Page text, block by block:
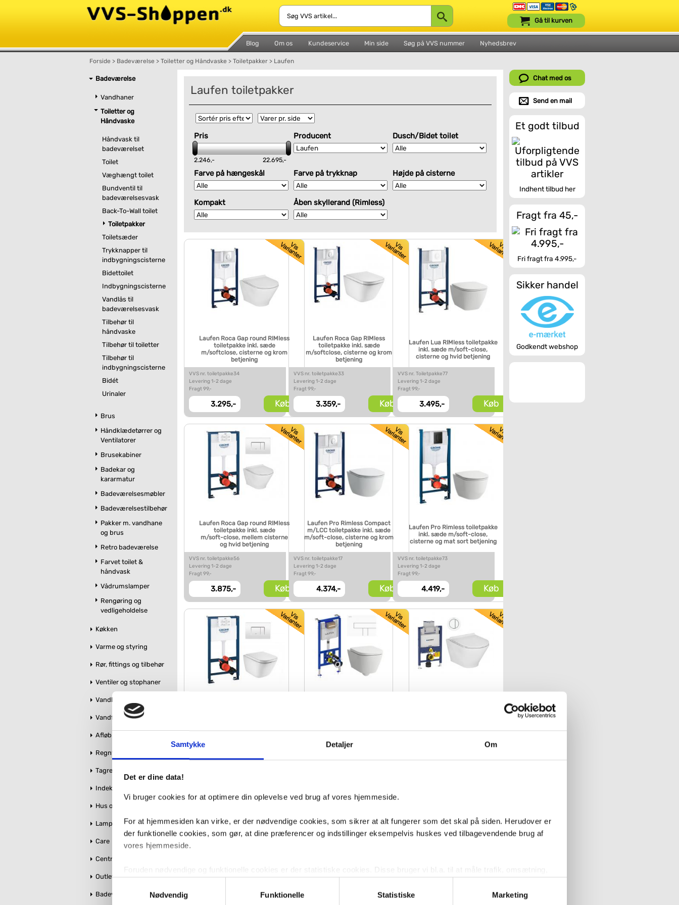
Samtykke Detaljer Om
Det er dine data!
Vi bruger cookies for at optimere din oplevelse ved brug af vores hjemmeside.
For at hjemmesiden kan virke, er der nødvendige cookies, som sikrer at alt fungerer som det skal på siden. Herudover er
der funktionelle cookies, som gør, at dine præferencer og indstillinger eksempelvis huskes ved tilbagevendende brug af
vores hjemmeside.
med henblik på annonceindhold, som giver mening for den enkelte af vores kunder.
Nødvendig
Funktionelle Statistiske Marketing
Blog Om os Kundeservice Min side Søg på VVS nummer Nyhedsbrev
Gå til kurven
Forside > Badeværelse > Toiletter og Håndvaske > Toiletpakker > Laufen
Badeværelse
Vandhaner
Toiletter og
Håndvaske
Håndvask til
badeværelset
Toilet
Væghængt toilet
Bundventil til
badeværelsesvask
Back-To-Wall toilet
Toiletpakker
Toiletsæder
Trykknapper til
indbygningscisterne
Bidettoilet
Indbygningscisterne
Vandlås til
badeværelsesvask
Tilbehør til
håndvaske
Tilbehør til toiletter
Tilbehør til
indbygningscisterne
Bidét
Urinaler
Brus
Håndklædetørrer og
Ventilatorer
Brusekabiner
Badekar og
kararmatur
Badeværelsesmøbler
Badeværelsestilbehør
Pakker m. vandhane
og brus
Retro badeværelse
Farvet toilet &
håndvask
Vådrumslamper
Rengøring og
vedligeholdelse
Køkken
Varme og styring
Rør, fittings og tilbehør
Ventiler og stophaner
Vandbehandling
Vandforsyning
Afløb og kloak
Regnvandshåndtering
Tagrender
Indeklima
Hus og Have
Lamper
Care
Centralstøvsuger
Outlet
Badeværelse makeover
Laufen toiletpakker
Pris
2.246,- 22.695,-
Producent Dusch/Bidet toilet
Farve på hængeskål Farve på trykknap Højde på cisterne
Kompakt Åben skyllerand (Rimless)
Laufen Roca Gap round RIMless
toiletpakke inkl. sæde
m/softclose, cisterne og krom
betjening
VVS nr. toiletpakke34
Levering 1-2 dage
Fragt 99,-
3.295,- Køb
Laufen Roca Gap RIMless
toiletpakke inkl. sæde
m/softclose, cisterne og krom
betjening
VVS nr. toiletpakke33
Levering 1-2 dage
Fragt 99,-
3.359,- Køb
Laufen Lua RIMless toiletpakke
inkl. sæde m/soft-close,
cisterne og hvid betjening
VVS nr. Toiletpakke77
Levering 1-2 dage
Fragt 99,-
3.495,- Køb
Laufen Roca Gap round RIMless
toiletpakke inkl. sæde
m/soft-close, mellem cisterne
og hvid betjening
VVS nr. toiletpakke56
Levering 1-2 dage
Fragt 99,-
3.875,- Køb
Laufen Pro Rimless Compact
m/LCC toiletpakke inkl. sæde
m/soft-close, cisterne og krom
betjening
VVS nr. toiletpakke17
Levering 1-2 dage
Fragt 99,-
4.374,- Køb
Laufen Pro Rimless toiletpakke
inkl. sæde m/soft-close,
cisterne og mat sort betjening
VVS nr. toiletpakke73
Levering 1-2 dage
Fragt 99,-
4.419,- Køb
og hvid betjening
VVS nr. toiletpakke53
Levering 1-2 dage
Fragt 99,-
betjening
VVS nr. toiletpakke127
Fragt 99,-
hvid betjening
Fragt 99,-
Laufen Roca Gap RIMless
toiletpakke inkl. sæde
Laufen Kartell Rimless
toiletpakke inkl. sæde
Laufen Pro Rimless toiletpakke
Chat med os
Send en mail
Et godt tilbud
Indhent tilbud her
Fragt fra 45,-
Fri fragt fra 4.995,-
Sikker handel
Godkendt webshop